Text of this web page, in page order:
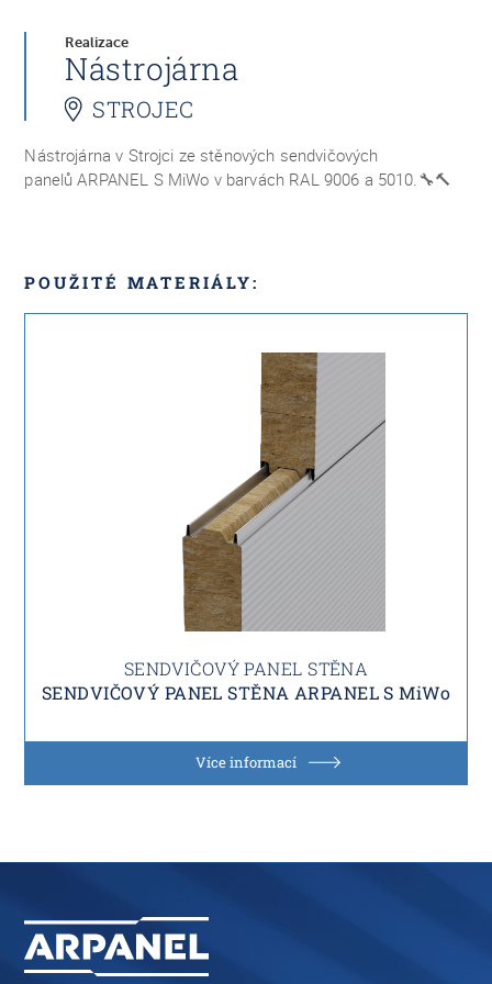
Realizace
Nástrojárna
STROJEC
Nástrojárna v Strojci ze stěnových sendvičových
panelů ARPANEL S MiWo v barvách RAL 9006 a 5010. 🔧🔨
POUŽITÉ MATERIÁLY:
SENDVIČOVÝ PANEL STĚNA
SENDVIČOVÝ PANEL STĚNA ARPANEL S MiWo
Více informací